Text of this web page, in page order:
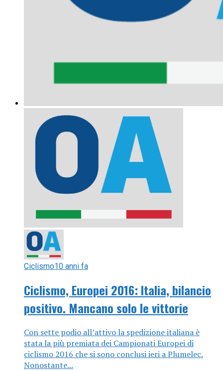
Ciclismo10 anni fa
Ciclismo, Europei 2016: Italia, bilancio
positivo. Mancano solo le vittorie
Con sette podio all’attivo la spedizione italiana è
stata la più premiata dei Campionati Europei di
ciclismo 2016 che si sono conclusi ieri a Plumelec.
Nonostante...